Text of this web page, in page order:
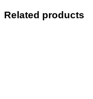
Related products